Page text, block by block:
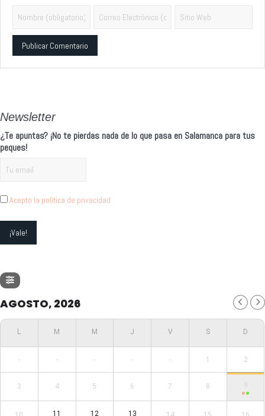
Newsletter
¿Te apuntas? ¡No te pierdas nada de lo que pasa en Salamanca para tus
peques!
Acepto la política de privacidad
AGOSTO, 2026
- - - - - 1 2
3 4 5 6 7 8 9
11 12 13